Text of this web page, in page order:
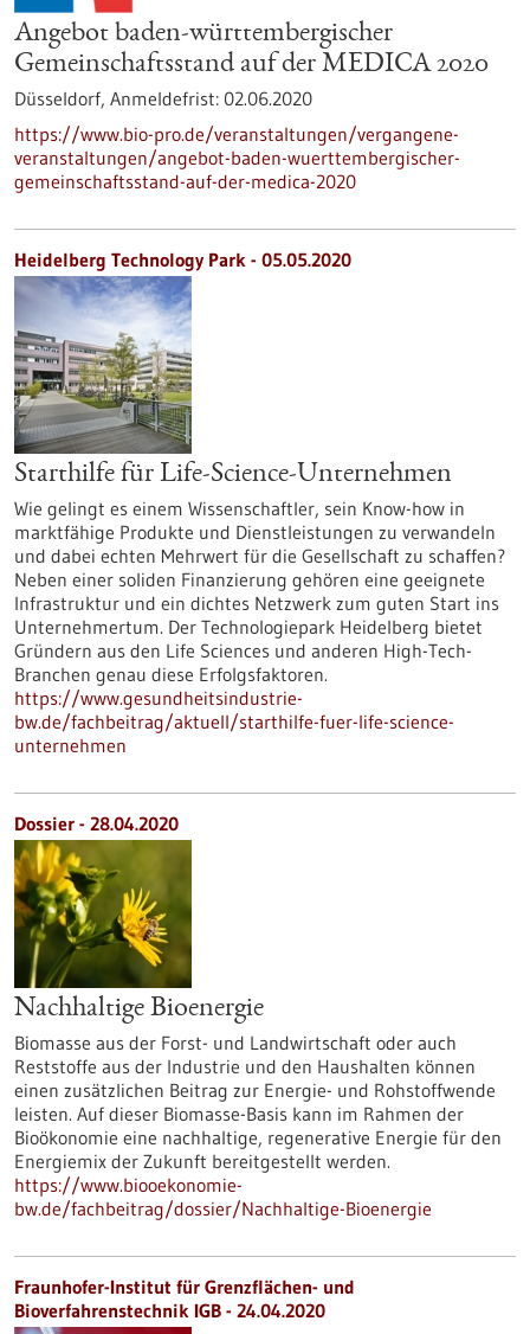
Angebot baden-württembergischer
Gemeinschaftsstand auf der MEDICA 2020
Düsseldorf, Anmeldefrist: 02.06.2020
https://www.bio-pro.de/veranstaltungen/vergangene-
veranstaltungen/angebot-baden-wuerttembergischer-
gemeinschaftsstand-auf-der-medica-2020
Heidelberg Technology Park - 05.05.2020
Starthilfe für Life-Science-Unternehmen
Wie gelingt es einem Wissenschaftler, sein Know-how in
marktfähige Produkte und Dienstleistungen zu verwandeln
und dabei echten Mehrwert für die Gesellschaft zu schaffen?
Neben einer soliden Finanzierung gehören eine geeignete
Infrastruktur und ein dichtes Netzwerk zum guten Start ins
Unternehmertum. Der Technologiepark Heidelberg bietet
Gründern aus den Life Sciences und anderen High-Tech-
Branchen genau diese Erfolgsfaktoren.
https://www.gesundheitsindustrie-
bw.de/fachbeitrag/aktuell/starthilfe-fuer-life-science-
unternehmen
Dossier - 28.04.2020
Nachhaltige Bioenergie
Biomasse aus der Forst- und Landwirtschaft oder auch
Reststoffe aus der Industrie und den Haushalten können
einen zusätzlichen Beitrag zur Energie- und Rohstoffwende
leisten. Auf dieser Biomasse-Basis kann im Rahmen der
Bioökonomie eine nachhaltige, regenerative Energie für den
Energiemix der Zukunft bereitgestellt werden.
https://www.biooekonomie-
bw.de/fachbeitrag/dossier/Nachhaltige-Bioenergie
Fraunhofer-Institut für Grenzflächen- und
Bioverfahrenstechnik IGB - 24.04.2020